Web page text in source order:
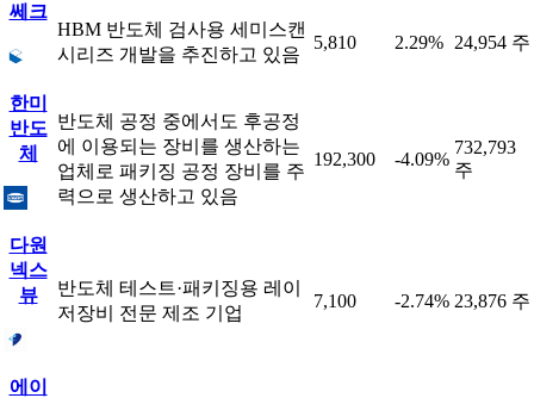
쎄크
HBM 반도체 검사용 세미스캔
시리즈 개발을 추진하고 있음
5,810 2.29% 24,954 주
한미
반도
체
반도체 공정 중에서도 후공정
에 이용되는 장비를 생산하는
업체로 패키징 공정 장비를 주
력으로 생산하고 있음
192,300 -4.09%
732,793
주
다원
넥스
뷰
반도체 테스트·패키징용 레이
저장비 전문 제조 기업
7,100 -2.74% 23,876 주
에이